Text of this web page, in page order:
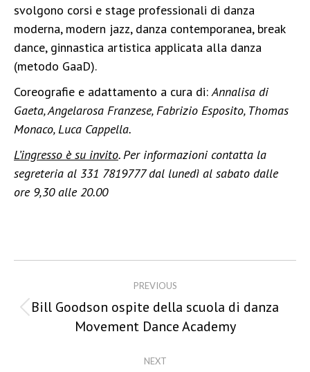
svolgono corsi e stage professionali di danza
moderna, modern jazz, danza contemporanea, break
dance, ginnastica artistica applicata alla danza
(metodo GaaD).
Coreografie e adattamento a cura di:Annalisa di
Gaeta, Angelarosa Franzese, Fabrizio Esposito, Thomas
Monaco, Luca Cappella.
L’ingresso è su invito. Per informazioni contatta la
segreteria al 331 7819777 dal lunedì al sabato dalle
ore 9,30 alle 20.00
PREVIOUS
Previous
post:
Bill Goodson ospite della scuola di danza
Movement Dance Academy
NEXT